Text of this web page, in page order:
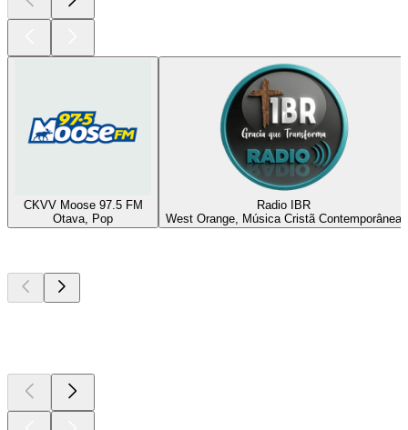
CKVV Moose 97.5 FM
Otava, Pop
Radio IBR
West Orange, Música Cristã Contemporânea